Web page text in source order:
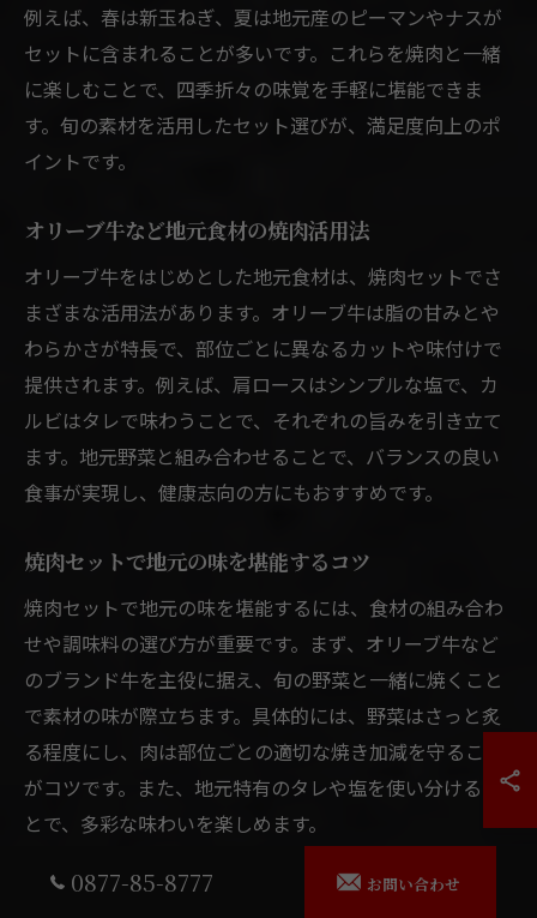
例えば、春は新玉ねぎ、夏は地元産のピーマンやナスが
セットに含まれることが多いです。これらを焼肉と一緒
に楽しむことで、四季折々の味覚を手軽に堪能できま
す。旬の素材を活用したセット選びが、満足度向上のポ
イントです。
オリーブ牛など地元食材の焼肉活用法
オリーブ牛をはじめとした地元食材は、焼肉セットでさ
まざまな活用法があります。オリーブ牛は脂の甘みとや
わらかさが特長で、部位ごとに異なるカットや味付けで
提供されます。例えば、肩ロースはシンプルな塩で、カ
ルビはタレで味わうことで、それぞれの旨みを引き立て
ます。地元野菜と組み合わせることで、バランスの良い
食事が実現し、健康志向の方にもおすすめです。
焼肉セットで地元の味を堪能するコツ
焼肉セットで地元の味を堪能するには、食材の組み合わ
せや調味料の選び方が重要です。まず、オリーブ牛など
のブランド牛を主役に据え、旬の野菜と一緒に焼くこと
で素材の味が際立ちます。具体的には、野菜はさっと炙
る程度にし、肉は部位ごとの適切な焼き加減を守ること
がコツです。また、地元特有のタレや塩を使い分けるこ
とで、多彩な味わいを楽しめます。
焼肉で地元農産物を楽しむセット選び方
0877-85-8777 お問い合わせ